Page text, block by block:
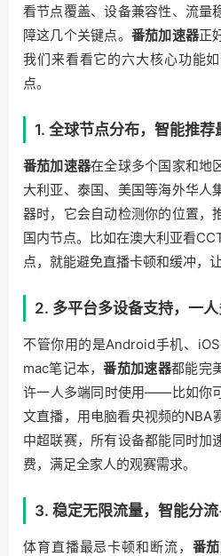
看节点覆盖、设备兼容性、流量
障这几个关键点。 番茄加速器正
我们来看看它的六大核心功能
点。
1. 全球节点分布，智能推荐
番茄加速器在全球多个国家和地
大利亚、泰国、美国等海外华人
器时，它会自动检测你的位置，
国内节点。比如在澳大利亚看
点，就能避免直播卡顿和缓冲，
2. 多平台多设备支持，一人
不管你用的是Android手机、
mac笔记本，番茄加速器都能完
许一人多端同时使用——比如你
文直播，用电脑看央视频的NBA
中超联赛，所有设备都能同时加
费，满足全家人的观赛需求。
3. 稳定无限流量，智能分
体育直播最忌卡顿和断流， 番